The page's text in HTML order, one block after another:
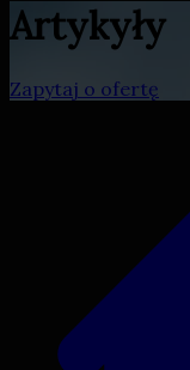
Artykyły
Zapytaj o ofertę